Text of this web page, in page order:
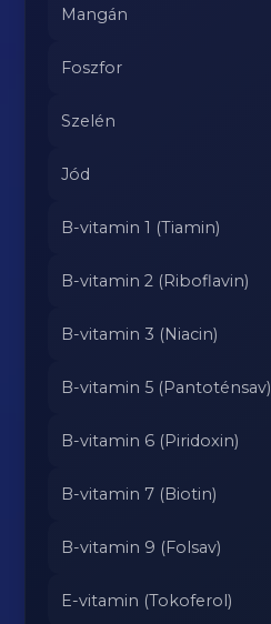
Mangán
Foszfor
Szelén
Jód
B-vitamin 1 (Tiamin)
B-vitamin 2 (Riboflavin)
B-vitamin 3 (Niacin)
B-vitamin 5 (Pantoténsav)
B-vitamin 6 (Piridoxin)
B-vitamin 7 (Biotin)
B-vitamin 9 (Folsav)
E-vitamin (Tokoferol)